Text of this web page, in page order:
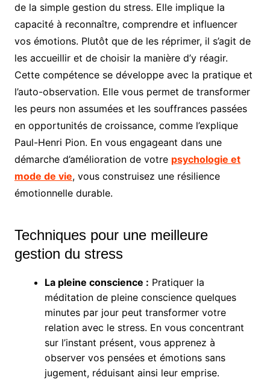
de la simple gestion du stress. Elle implique la
capacité à reconnaître, comprendre et influencer
vos émotions. Plutôt que de les réprimer, il s’agit de
les accueillir et de choisir la manière d’y réagir.
Cette compétence se développe avec la pratique et
l’auto-observation. Elle vous permet de transformer
les peurs non assumées et les souffrances passées
en opportunités de croissance, comme l’explique
Paul-Henri Pion. En vous engageant dans une
démarche d’amélioration de votre psychologie et
mode de vie, vous construisez une résilience
émotionnelle durable.
Techniques pour une meilleure
gestion du stress
La pleine conscience : Pratiquer la
méditation de pleine conscience quelques
minutes par jour peut transformer votre
relation avec le stress. En vous concentrant
sur l’instant présent, vous apprenez à
observer vos pensées et émotions sans
jugement, réduisant ainsi leur emprise.